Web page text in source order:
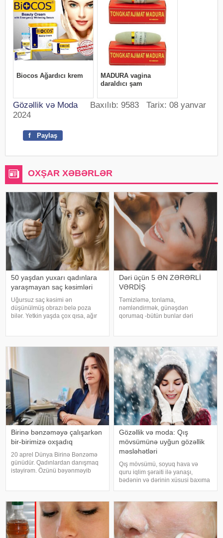
Gözəllik və Moda Baxılıb: 9583 Tarix: 08 yanvar
2024
f Paylaş
OXŞAR XƏBƏRLƏR
50 yaşdan yuxarı qadınlara
yaraşmayan saç kəsimləri
Uğursuz saç kəsimi ən
düşünülmüş obrazı belə poza
bilər. Yetkin yaşda çox qısa, ağır
seçilmiş saç düzümü təbii
gözəlliyi vurğulayır və insanı
Dəri üçün 5 ƏN ZƏRƏRLİ
VƏRDİŞ
Təmizləmə, tonlama,
nəmləndirmək, günəşdən
qorumaq -bütün bunlar dəri
pis vərdişin olmasıdır: . 1. Gecə
yatmadan əvvəl dərini
Birinə bənzəməyə çalışarkən
bir-birimizə oxşadıq
20 aprel Dünya Birinə Bənzəmə
günüdür. Qadınlardan danışmaq
istəyirəm. Özünü bəyənməyib
birinə bənzəyirlər. Nə üçün? Mən
deyim, siz d
Gözəllik və moda: Qış
mövsümünə uyğun gözəllik
məsləhətləri
Qış mövsümü, soyuq hava və
quru iqlim şəraiti ilə yanaşı,
bədənin və dərinin xüsusi baxıma
rutinini doğru qurmaq, həm fiziki
baxım, həm də sağlamlıq
baxımında